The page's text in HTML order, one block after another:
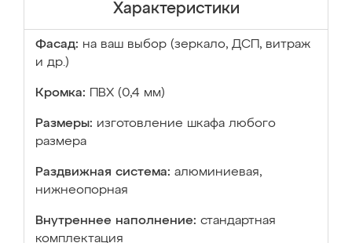
Характеристики
Фасад: на ваш выбор (зеркало, ДСП, витраж
и др.)
Кромка: ПВХ (0,4 мм)
Размеры: изготовление шкафа любого
размера
Раздвижная система: алюминиевая,
нижнеопорная
Внутреннее наполнение: стандартная
комплектация